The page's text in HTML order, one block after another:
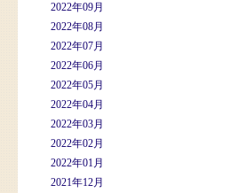
2022年09月
2022年08月
2022年07月
2022年06月
2022年05月
2022年04月
2022年03月
2022年02月
2022年01月
2021年12月